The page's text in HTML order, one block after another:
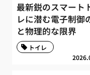
最新鋭のスマート
レに潜む電子制御
と物理的な限界
トイレ